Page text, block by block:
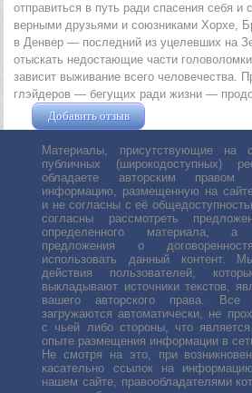
отправиться в путь ради спасения себя
верными друзьями и союзниками Хорхе,
в Денвер — последний из уцелевших на
отыскать недостающие части
зависит выживание всего человечества.
глэйдеров — бегущих ради жизни —
Добавить отзыв
Материалы, присутствующие на
публичных (широкодоступных)
обладаете авторским
информацию, размещенную на
и не согласны с её
согласны рассмотреть
определенного материала, а
предложения о
использовать данный контент.
действия пользователей,
выкладывают источники текстов,
вашего авторского права.
загружаются автоматически, не
с чьей либо стороны, что
опыте размещения информации в
Не смотря на это, при
касательно ссылок на
нашем сайте, правообладателями